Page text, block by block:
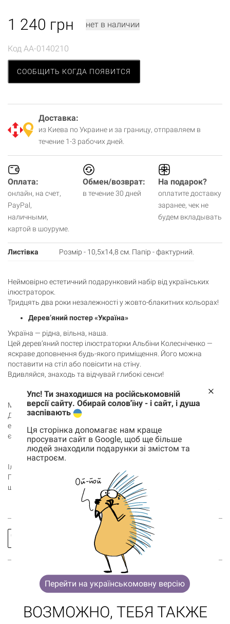
1 240 грн нет в наличии
Код AA-0140210
СООБЩИТЬ КОГДА ПОЯВИТСЯ
Доставка:
из Киева по Украине и за границу, отправляем в
течение 1-3 рабочих дней.
Оплата:
онлайн, на счет,
PayPal,
наличными,
картой в шоуруме.
Обмен/возврат:
в течение 30 дней
На подарок?
оплатите доставку
заранее, чек не
будем вкладывать
Листівка Розмір - 10,5х14,8 см. Папір - фактурний.
Неймовірно естетичний подарунковий набір від українських
ілюстраторок.
Тридцять два роки незалежності у жовто-блакитних кольорах!
Дерев’яний постер «Україна»
Україна — рідна, вільна, наша.
Цей дерев’яний постер ілюстраторки Альбіни Колесніченко —
яскраве доповнення будь-якого приміщення. Його можна
поставити на стіл або повісити на стіну.
Вдивляйся, знаходь та відчувай глибокі сенси!
Чашка «Міста України»
Міста України, що з’являлися у новинах з 24 лютого.
Дизайнерка Анна Єгорова втілила їх у жовто-блакитній
елегантній каліграфії на керамічній чашці. Вона нагадує про
єдність українців та додасть бадьорості ранкам.
Листівка «Незалежна»
Ілюстрація була створена на 31 рік Незалежності України.
Героїчність і незламність українців з кожним роком стверджує,
що ми були, є і завжди будемо жити вільно в незалежній країні.
Спросить
про товар
ВОЗМОЖНО, ТЕБЯ ТАКЖЕ
Упс! Ти знаходишся на російськомовній
версії сайту. Обирай солов'їну - і сайт, і душа
заспівають
Ця сторінка допомагає нам краще
просувати сайт в Google, щоб ще більше
людей знаходили подарунки зі змістом та
настроєм.
Перейти на українськомовну версію
Корзина 0 товары
Корзина пуста